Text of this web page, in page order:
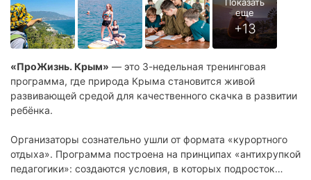
«ПроЖизнь. Крым» — это 3-недельная тренинговая
программа, где природа Крыма становится живой
развивающей средой для качественного скачка в развитии
ребёнка.
Организаторы сознательно ушли от формата «курортного
отдыха». Программа построена на принципах «антихрупкой
педагогики»: создаются условия, в которых подросток